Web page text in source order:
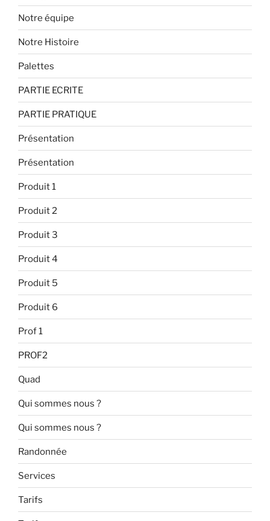
Notre équipe
Notre Histoire
Palettes
PARTIE ECRITE
PARTIE PRATIQUE
Présentation
Présentation
Produit 1
Produit 2
Produit 3
Produit 4
Produit 5
Produit 6
Prof 1
PROF2
Quad
Qui sommes nous ?
Qui sommes nous ?
Randonnée
Services
Tarifs